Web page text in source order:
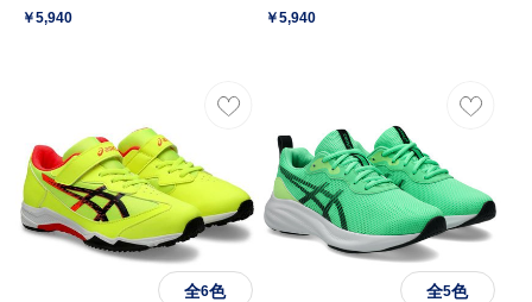
￥5,940
￥5,940
全6色 全5色